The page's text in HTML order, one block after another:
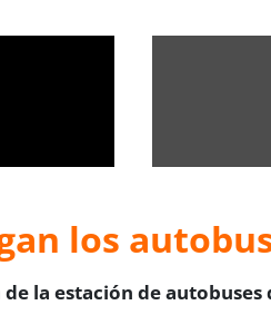
los
de la estación de